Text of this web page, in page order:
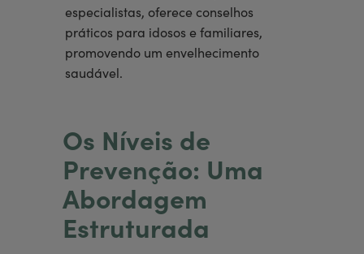
especialistas, oferece conselhos
práticos para idosos e familiares,
promovendo um envelhecimento
saudável.
Os Níveis de
Prevenção: Uma
Abordagem
Estruturada